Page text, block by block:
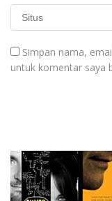
Simpan nama,
untuk komentar saya